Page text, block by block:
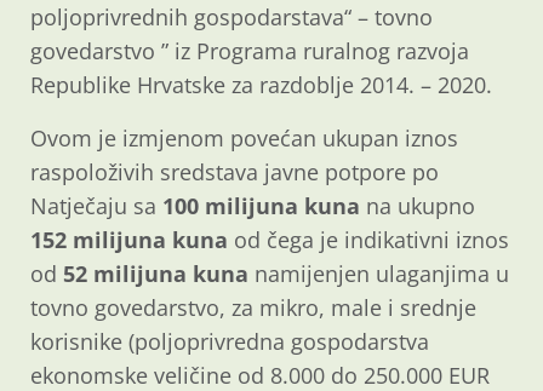
poljoprivrednih gospodarstava“ – tovno
govedarstvo ” iz Programa ruralnog razvoja
Republike Hrvatske za razdoblje 2014. – 2020.
Ovom je izmjenom povećan ukupan iznos
raspoloživih sredstava javne potpore po
Natječaju sa 100 milijuna kuna na ukupno
152 milijuna kuna od čega je indikativni iznos
od 52 milijuna kuna namijenjen ulaganjima u
tovno govedarstvo, za mikro, male i srednje
korisnike (poljoprivredna gospodarstva
ekonomske veličine od 8.000 do 250.000 EUR